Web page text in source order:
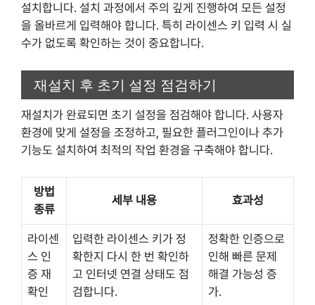
설치합니다. 설치 과정에서 주의 깊게 진행하여 모든 설정
을 올바르게 입력해야 합니다. 특히 라이센스 키 입력 시 실
수가 없도록 확인하는 것이 중요합니다.
재설치 후 초기 설정 점검하기
재설치가 완료되면 초기 설정을 점검해야 합니다. 사용자
환경에 맞게 설정을 조정하고, 필요한 플러그인이나 추가
기능도 설치하여 최적의 작업 환경을 구축해야 합니다.
방법
종류
세부 내용 효과성
라이센
스 인
증 재
확인
입력한 라이센스 키가 정
확한지 다시 한 번 확인하
고 인터넷 연결 상태도 점
검합니다.
정확한 인증으로
인해 빠른 문제
해결 가능성 증
가.